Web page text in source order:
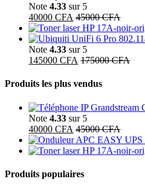
Note 4.33 sur 5
40000 CFA 45000CFA
Note 4.33 sur 5
145000 CFA 175000CFA
Produits les plus vendus
Note 4.33 sur 5
40000 CFA 45000CFA
Produits populaires